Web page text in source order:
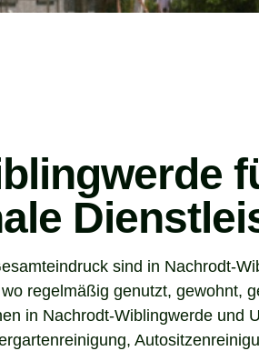
sind in Nachrodt-
regelmäßig genutzt, gewohnt,
in Nachrodt-Wiblingwerde und